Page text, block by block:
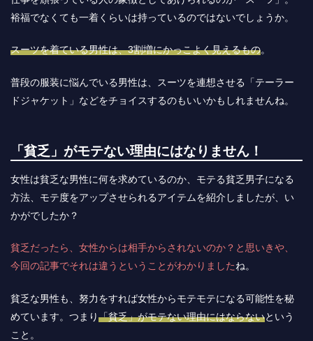
裕福でなくても一着くらいは持っているのではないでしょうか。
スーツを着ている男性は、3割増にかっこよく見えるもの。
普段の服装に悩んでいる男性は、スーツを連想させる「テーラー
ドジャケット」などをチョイスするのもいいかもしれませんね。
「貧乏」がモテない理由にはなりません！
女性は貧乏な男性に何を求めているのか、モテる貧乏男子になる
方法、モテ度をアップさせられるアイテムを紹介しましたが、い
かがでしたか？
貧乏だったら、女性からは相手からされないのか？と思いきや、
今回の記事でそれは違うということがわかりましたね。
貧乏な男性も、努力をすれば女性からモテモテになる可能性を秘
めています。つまり 「貧乏」がモテない理由にはならないという
こと。